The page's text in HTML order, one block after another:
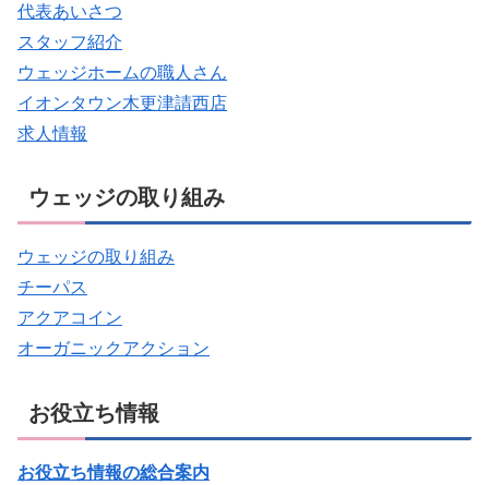
代表あいさつ
スタッフ紹介
ウェッジホームの職人さん
イオンタウン木更津請西店
求人情報
ウェッジの取り組み
ウェッジの取り組み
チーパス
アクアコイン
オーガニックアクション
お役立ち情報
お役立ち情報の総合案内